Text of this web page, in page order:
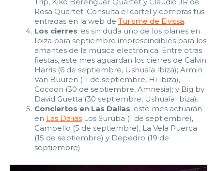
Rosa Quartet. Consulta el cartel y compras tus
entradas en la web de Turisme de Eivissa.
Los cierres: es sin duda uno de los planes en
Ibiza para septiembre imprescindibles para los
amantes de la música electrónica. Entre otras
fiestas, este mes aguardan los cierres de Calvin
Harris (6 de septiembre, Ushuaïa Ibiza); Armin
Van Buuren (11 de septiembre, Hï Ibiza),
Cocoon (30 de septiembre, Amnesia); y Big by
David Guetta (30 septiembre, Ushuaïa Ibiza).
Conciertos en Las Dalias: este mes actuarán
en Las Dalias Los Suruba (1 de septiembre),
Campello (5 de septiembre), La Vela Puerca
(15 de septiembre) y Depedro (19 de
septiembre)
22:00 22:30 23:00 23:30
Edad:
Promo code:
Reservar